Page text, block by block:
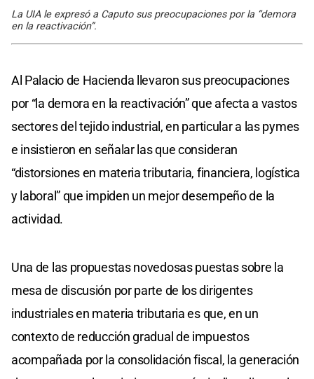
La UIA le expresó a Caputo sus preocupaciones por la “demora
en la reactivación”.
Al Palacio de Hacienda llevaron sus preocupaciones
por “la demora en la reactivación” que afecta a vastos
sectores del tejido industrial, en particular a las pymes
e insistieron en señalar las que consideran
“distorsiones en materia tributaria, financiera, logística
y laboral” que impiden un mejor desempeño de la
actividad.
Una de las propuestas novedosas puestas sobre la
mesa de discusión por parte de los dirigentes
industriales en materia tributaria es que, en un
contexto de reducción gradual de impuestos
acompañada por la consolidación fiscal, la generación